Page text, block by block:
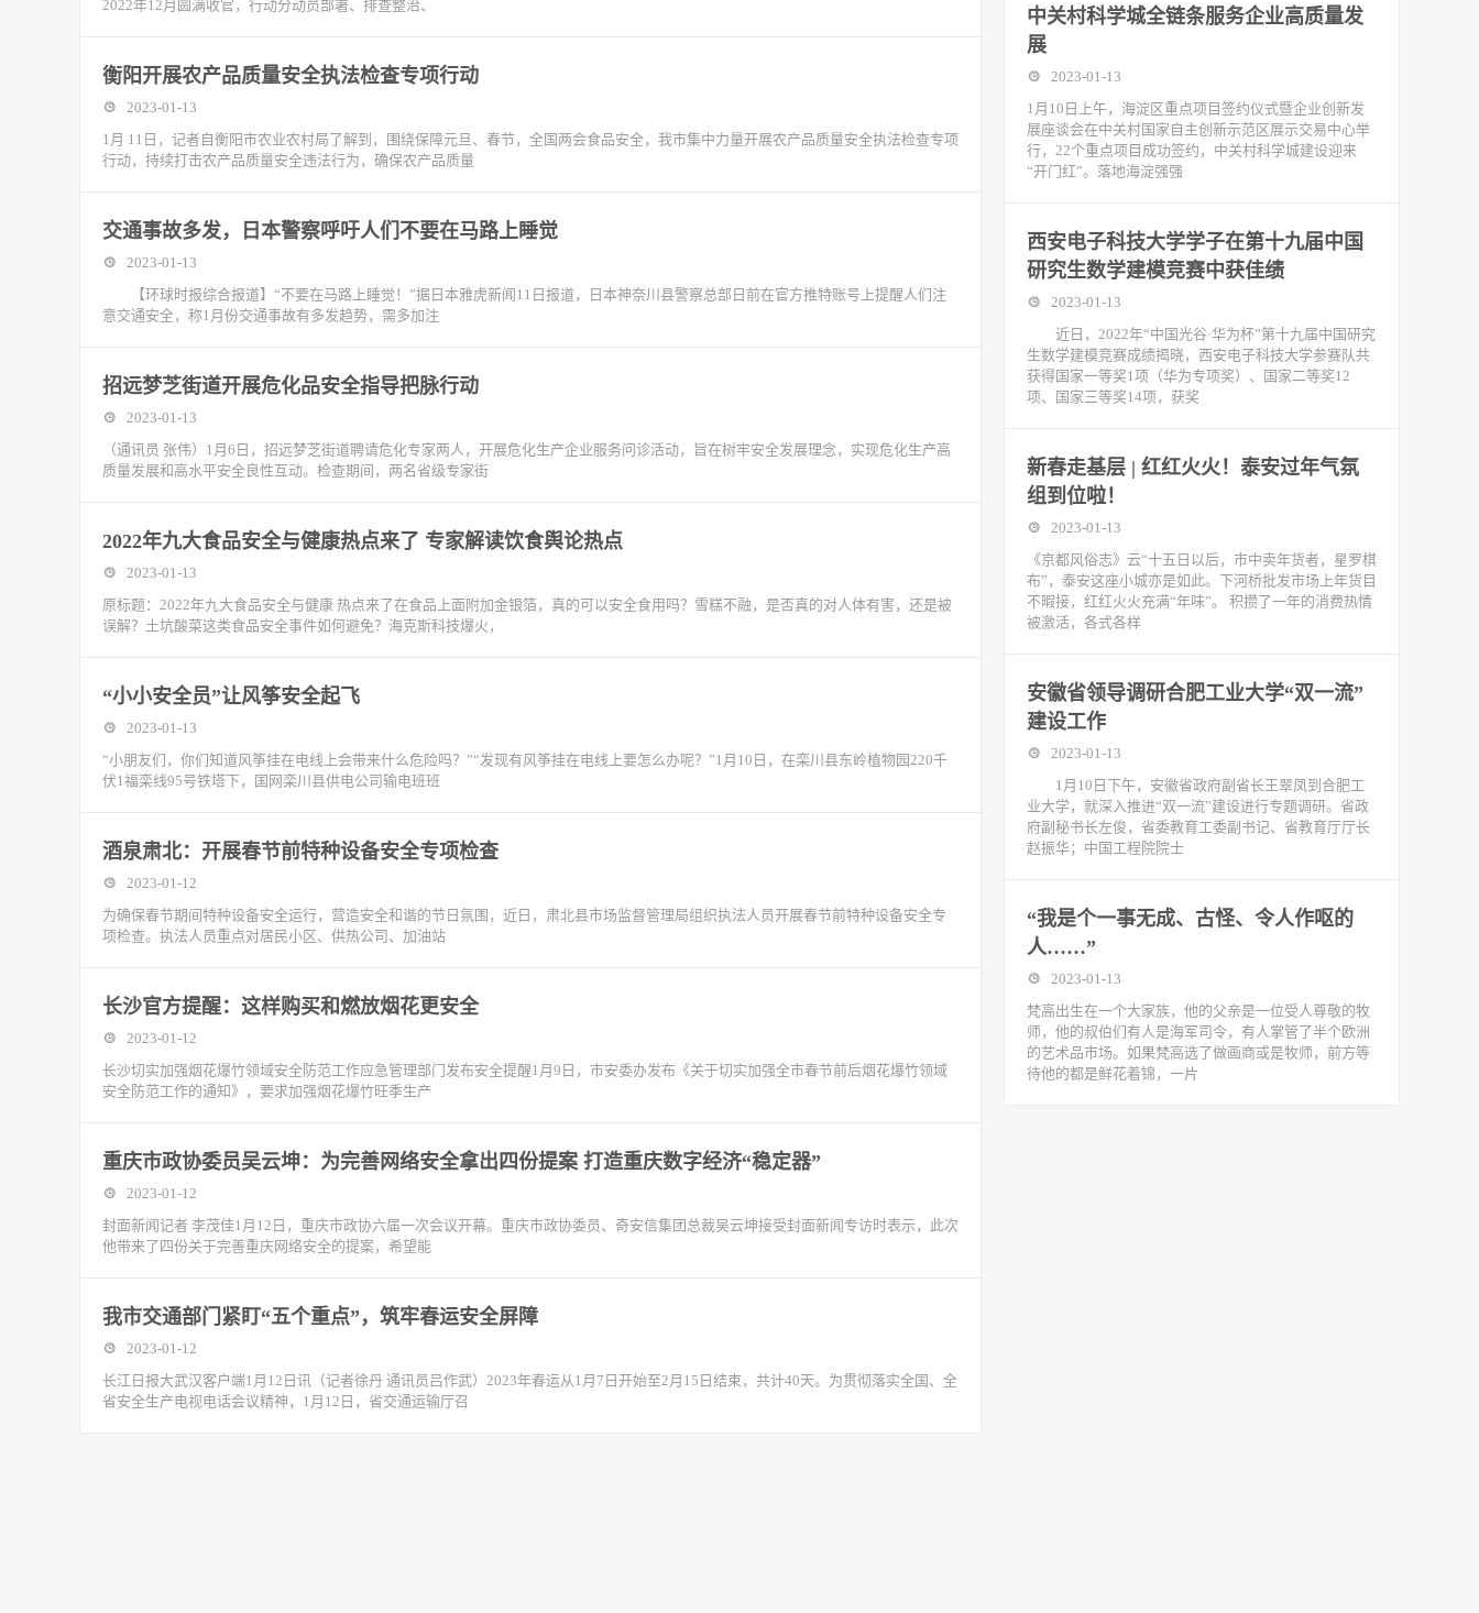
2022年12月圆满收官，行动分动员部署、排查整治、
衡阳开展农产品质量安全执法检查专项行动
2023-01-13
1月 11日，记者自衡阳市农业农村局了解到，围绕保障元旦、春节，全国两会食品安全，我市集中力量开展农产品质量安全执法检查专项
行动，持续打击农产品质量安全违法行为，确保农产品质量
交通事故多发，日本警察呼吁人们不要在马路上睡觉
2023-01-13
【环球时报综合报道】“不要在马路上睡觉！”据日本雅虎新闻11日报道，日本神奈川县警察总部日前在官方推特账号上提醒人们注
意交通安全，称1月份交通事故有多发趋势，需多加注
招远梦芝街道开展危化品安全指导把脉行动
2023-01-13
（通讯员 张伟）1月6日，招远梦芝街道聘请危化专家两人，开展危化生产企业服务问诊活动，旨在树牢安全发展理念，实现危化生产高
质量发展和高水平安全良性互动。检查期间，两名省级专家街
2022年九大食品安全与健康热点来了 专家解读饮食舆论热点
2023-01-13
原标题：2022年九大食品安全与健康 热点来了在食品上面附加金银箔，真的可以安全食用吗？雪糕不融，是否真的对人体有害，还是被
误解？土坑酸菜这类食品安全事件如何避免？海克斯科技爆火，
“小小安全员”让风筝安全起飞
2023-01-13
“小朋友们，你们知道风筝挂在电线上会带来什么危险吗？”“发现有风筝挂在电线上要怎么办呢？”1月10日，在栾川县东岭植物园220千
伏1福栾线95号铁塔下，国网栾川县供电公司输电班班
酒泉肃北：开展春节前特种设备安全专项检查
2023-01-12
为确保春节期间特种设备安全运行，营造安全和谐的节日氛围，近日，肃北县市场监督管理局组织执法人员开展春节前特种设备安全专
项检查。执法人员重点对居民小区、供热公司、加油站
长沙官方提醒：这样购买和燃放烟花更安全
2023-01-12
长沙切实加强烟花爆竹领域安全防范工作应急管理部门发布安全提醒1月9日，市安委办发布《关于切实加强全市春节前后烟花爆竹领域
安全防范工作的通知》，要求加强烟花爆竹旺季生产
重庆市政协委员吴云坤：为完善网络安全拿出四份提案 打造重庆数字经济“稳定器”
2023-01-12
封面新闻记者 李茂佳1月12日，重庆市政协六届一次会议开幕。重庆市政协委员、奇安信集团总裁吴云坤接受封面新闻专访时表示，此次
他带来了四份关于完善重庆网络安全的提案，希望能
我市交通部门紧盯“五个重点”，筑牢春运安全屏障
2023-01-12
长江日报大武汉客户端1月12日讯（记者徐丹 通讯员吕作武）2023年春运从1月7日开始至2月15日结束，共计40天。为贯彻落实全国、全
省安全生产电视电话会议精神，1月12日，省交通运输厅召
中关村科学城全链条服务企业高质量发
展
2023-01-13
1月10日上午，海淀区重点项目签约仪式暨企业创新发
展座谈会在中关村国家自主创新示范区展示交易中心举
行，22个重点项目成功签约，中关村科学城建设迎来
“开门红”。落地海淀强强
西安电子科技大学学子在第十九届中国
研究生数学建模竞赛中获佳绩
2023-01-13
近日，2022年“中国光谷·华为杯”第十九届中国研究
生数学建模竞赛成绩揭晓，西安电子科技大学参赛队共
获得国家一等奖1项（华为专项奖）、国家二等奖12
项、国家三等奖14项，获奖
新春走基层 | 红红火火！泰安过年气氛
组到位啦！
2023-01-13
《京都风俗志》云“十五日以后，市中卖年货者，星罗棋
布”，泰安这座小城亦是如此。下河桥批发市场上年货目
不暇接，红红火火充满“年味”。 积攒了一年的消费热情
被激活，各式各样
安徽省领导调研合肥工业大学“双一流”
建设工作
2023-01-13
1月10日下午，安徽省政府副省长王翠凤到合肥工
业大学，就深入推进“双一流”建设进行专题调研。省政
府副秘书长左俊，省委教育工委副书记、省教育厅厅长
赵振华；中国工程院院士
“我是个一事无成、古怪、令人作呕的
人……”
2023-01-13
梵高出生在一个大家族，他的父亲是一位受人尊敬的牧
师，他的叔伯们有人是海军司令，有人掌管了半个欧洲
的艺术品市场。如果梵高选了做画商或是牧师，前方等
待他的都是鲜花着锦，一片